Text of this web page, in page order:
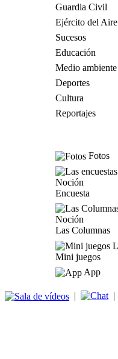
Guardia Civil
Ejército del Aire
Sucesos
Educación
Medio ambiente
Deportes
Cultura
Reportajes
Fotos
Encuesta
Las Columnas
Mini juegos
App
| |